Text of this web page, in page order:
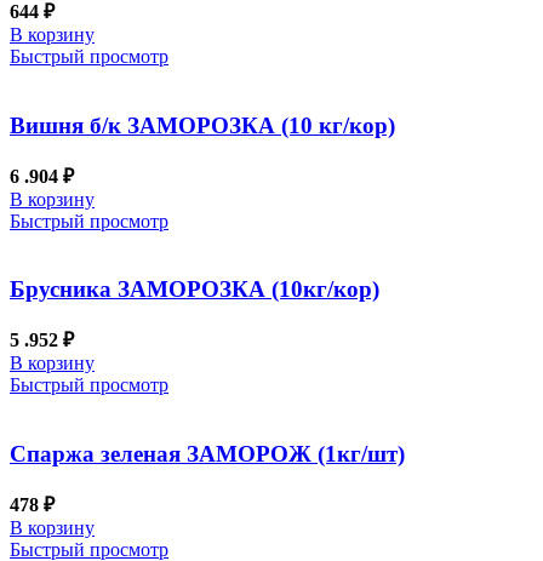
644 ₽
В корзину
Быстрый просмотр
Вишня б/к ЗАМОРОЗКА (10 кг/кор)
6 .904 ₽
В корзину
Быстрый просмотр
Брусника ЗАМОРОЗКА (10кг/кор)
5 .952 ₽
В корзину
Быстрый просмотр
Спаржа зеленая ЗАМОРОЖ (1кг/шт)
478 ₽
В корзину
Быстрый просмотр